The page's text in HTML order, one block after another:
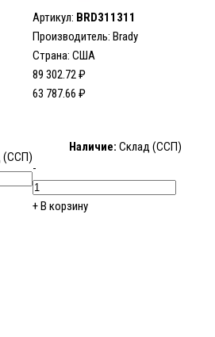
(ССП)
Артикул: BRD311311
Производитель: Brady
Страна: США
89 302.72 ₽
63 787.66 ₽
Наличие: Склад (ССП)
-
+В корзину